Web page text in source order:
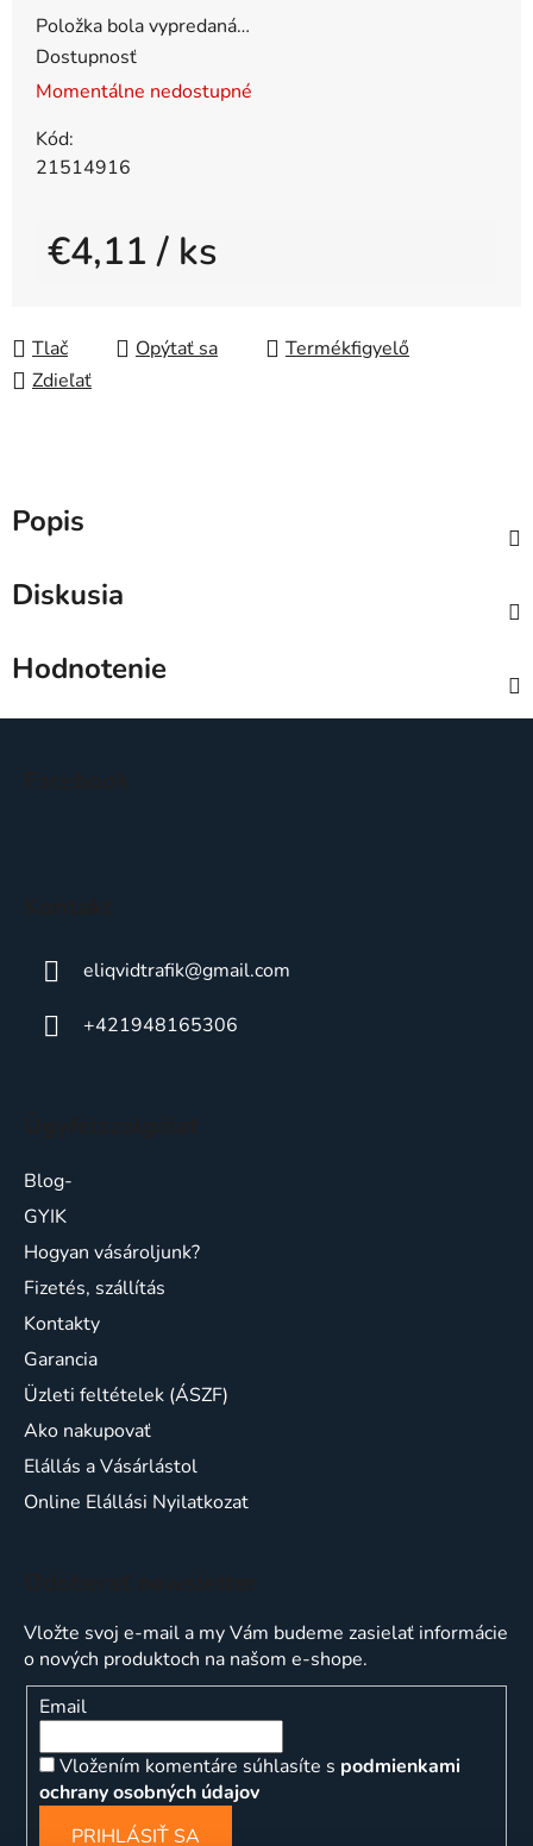
Položka bola vypredaná…
Dostupnosť
Momentálne nedostupné
Kód:
21514916
€4,11/ ks
Tlač
Opýtať sa
Zdieľať
Popis
Diskusia
Hodnotenie
eliqvidtrafik@gmail.com
+421948165306
Blog-
GYIK
Hogyan vásároljunk?
Fizetés, szállítás
Kontakty
Garancia
Üzleti feltételek (ÁSZF)
Ako nakupovať
Elállás a Vásárlástol
Online Elállási Nyilatkozat
Vložte svoj e-mail a my Vám budeme zasielať informácie
o nových produktoch na našom e-shope.
Email
Vložením komentáre súhlasíte s podmienkami
ochrany osobných údajov
PRIHLÁSIŤ SA